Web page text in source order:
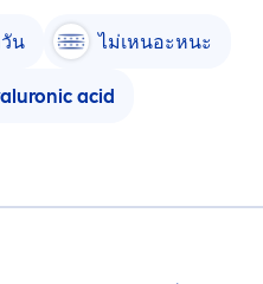
น ไม่เหนอะหนะ
ic acid